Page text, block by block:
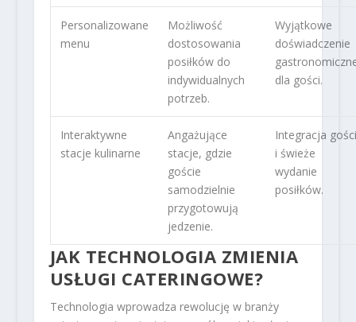
Personalizowane
menu
Możliwość
dostosowania
posiłków do
indywidualnych
potrzeb.
Wyjątkowe
doświadczenie
dla gości.
Interaktywne
stacje kulinarne
Angażujące
stacje, gdzie
goście
samodzielnie
przygotowują
jedzenie.
Integracja gości
i świeże
wydanie
posiłków.
JAK TECHNOLOGIA ZMIENIA
USŁUGI CATERINGOWE?
Technologia wprowadza rewolucję w branży